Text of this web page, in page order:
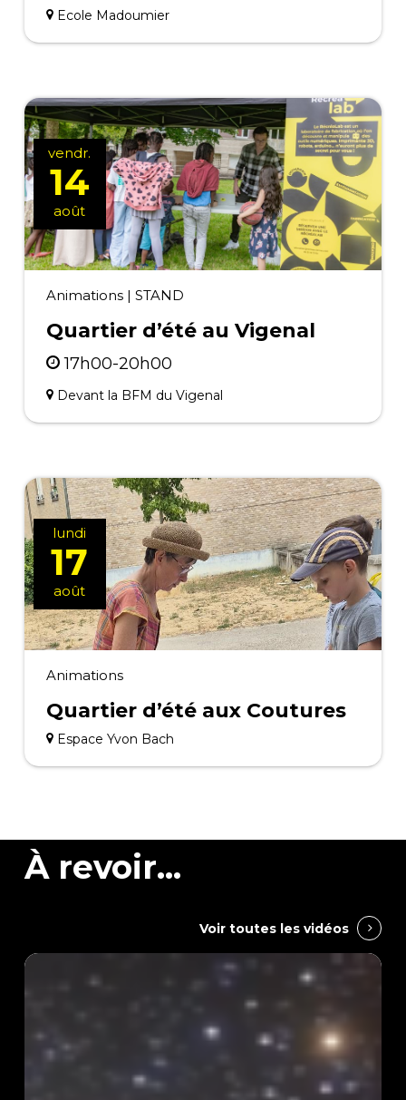
Ecole Madoumier
Animations| STAND
Quartier d’été au Vigenal
17h00-20h00
Devant la BFM du Vigenal
vendr.
14
août
Animations
Quartier d’été aux Coutures
Espace Yvon Bach
lundi
17
août
À revoir...
Voir toutes les vidéos
Modifie
mon
camion
Récréasciences